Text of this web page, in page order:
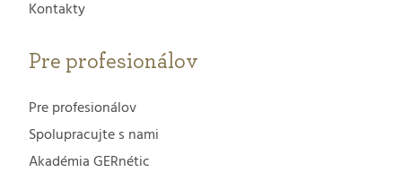
Kontakty
Pre profesionálov
Pre profesionálov
Spolupracujte s nami
Akadémia GERnétic